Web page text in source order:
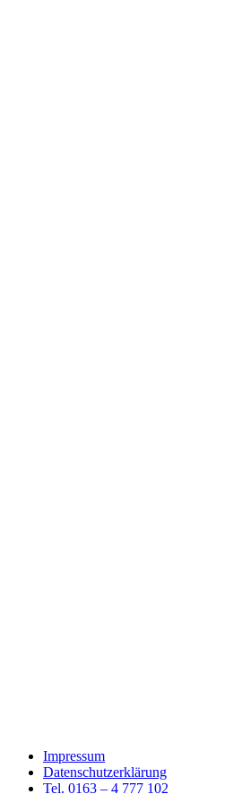
Impressum
Datenschutzerklärung
Tel. 0163 – 4 777 102